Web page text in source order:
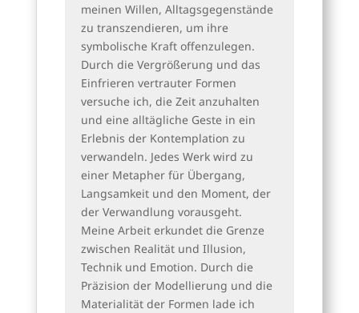
meinen Willen, Alltagsgegenstände
zu transzendieren, um ihre
symbolische Kraft offenzulegen.
Durch die Vergrößerung und das
Einfrieren vertrauter Formen
versuche ich, die Zeit anzuhalten
und eine alltägliche Geste in ein
Erlebnis der Kontemplation zu
verwandeln. Jedes Werk wird zu
einer Metapher für Übergang,
Langsamkeit und den Moment, der
der Verwandlung vorausgeht.
Meine Arbeit erkundet die Grenze
zwischen Realität und Illusion,
Technik und Emotion. Durch die
Präzision der Modellierung und die
Materialität der Formen lade ich